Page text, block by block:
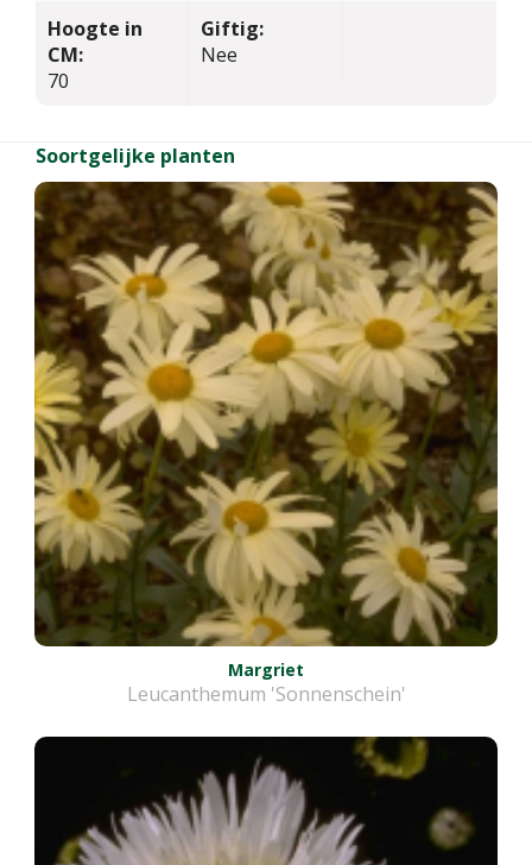
Hoogte in
CM:
70
Giftig:
Nee
Soortgelijke planten
Margriet
Leucanthemum 'Sonnenschein'